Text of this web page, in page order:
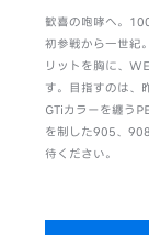
歓喜の咆哮へ。
初参戦から一世紀
リットを胸に、
す。目指すのは、
GTiカラーを纏う
を制した905、
待ください。